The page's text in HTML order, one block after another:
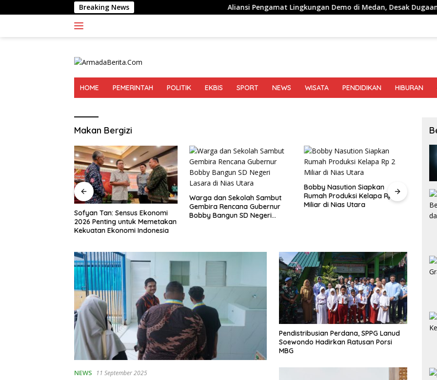
ke
Breaking News Aliansi Pengamat Lingkungan Demo di Medan, Desak Dugaan Peredaran
HOME PEMERINTAH POLITIK EKBIS SPORT NEWS WISATA PENDIDIKAN HIBURAN
Makan Bergizi
Sofyan Tan: Sensus Ekonomi
2026 Penting untuk Memetakan
Kekuatan Ekonomi Indonesia
Warga dan Sekolah Sambut
Gembira Rencana Gubernur
Bobby Bangun SD Negeri
Bobby Nasution Siapkan
Rumah Produksi Kelapa Rp 2
Miliar di Nias Utara
BI
NEWS 11 September 2025
Pendistribusian Perdana, SPPG Lanud
Soewondo Hadirkan Ratusan Porsi
MBG